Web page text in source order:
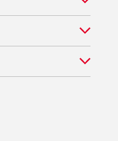
Pinterest
TikTok